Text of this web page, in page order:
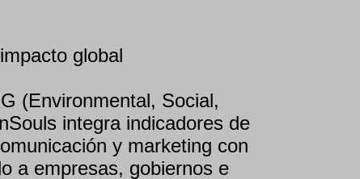
global
(Environmental, Social,
integra indicadores de
y marketing con
a empresas, gobiernos e